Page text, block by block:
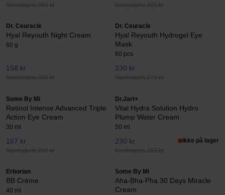
Normalpris 265 kr Normalpris 325 kr
Dr. Ceuracle
Hyal Reyouth Night Cream
60 g
158 kr
Normalpris 300 kr
Dr. Ceuracle
Hyal Reyouth Hydrogel Eye
Mask
60 pcs
230 kr
Normalpris 279 kr
Some By Mi
Retinol Intense Advanced Triple
Action Eye Cream
30 ml
167 kr
Normalpris 200 kr
Dr.Jart+
Vital Hydra Solution Hydro
Plump Water Cream
50 ml
230 kr
Normalpris 283 kr
Ikke på lager
Erborian
BB Créme
40 ml
Some By Mi
Aha-Bha-Pha 30 Days Miracle
Cream